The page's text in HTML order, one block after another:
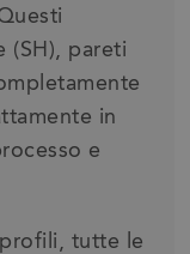
(SH), pareti
in
e
tutte le